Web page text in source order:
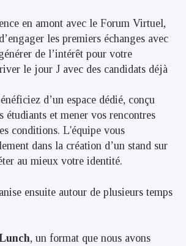
en amont avec le Forum Virtuel,
les premiers échanges avec
de l’intérêt pour votre
le jour J avec des candidats déjà
d’un espace dédié, conçu
étudiants et mener vos rencontres
conditions. L'équipe vous
dans la création d’un stand sur
au mieux votre identité.
ensuite autour de plusieurs temps
, un format que nous avons